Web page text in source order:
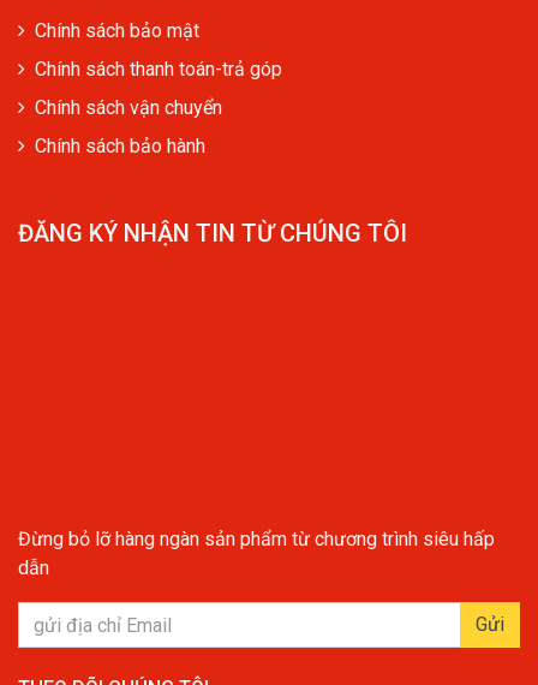
Chính sách bảo mật
Chính sách thanh toán-trả góp
Chính sách vận chuyển
Chính sách bảo hành
ĐĂNG KÝ NHẬN TIN TỪ CHÚNG TÔI
Đừng bỏ lỡ hàng ngàn sản phẩm từ chương trình siêu hấp
dẫn
Gửi